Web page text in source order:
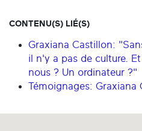
CONTENU(S) LIÉ(S)
Graxiana Castillon:
il n'y a pas de culture.
nous ? Un ordinateur ?"
Témoignages: Graxiana